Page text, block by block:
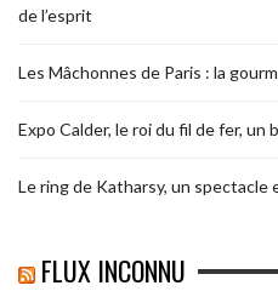
de l’esprit
Les Mâchonnes de Paris : la
Expo Calder, le roi du fil de fer, un
Le ring de Katharsy, un spectacle
FLUX INCONNU